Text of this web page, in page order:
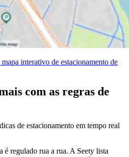
interativo de estacionamento de
com as regras de
de estacionamento em tempo real
é regulado rua a rua. A Seety lista